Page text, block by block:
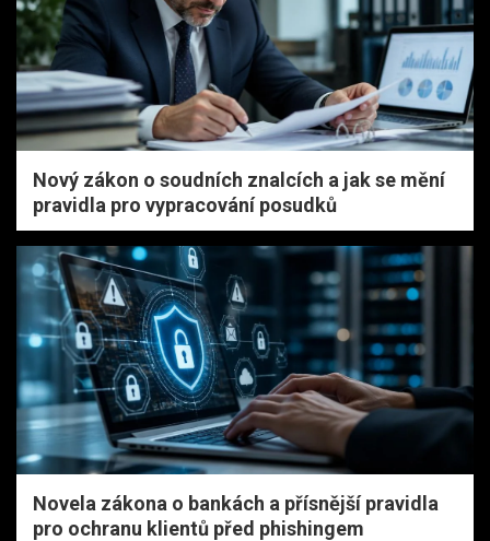
Nový zákon o soudních znalcích a jak se mění
pravidla pro vypracování posudků
Novela zákona o bankách a přísnější pravidla
pro ochranu klientů před phishingem